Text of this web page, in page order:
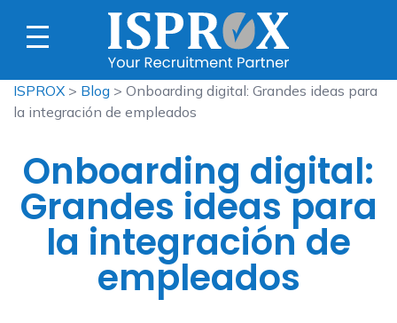
ISPROX > Blog > Onboarding digital: Grandes ideas para
la integración de empleados
Onboarding digital:
Grandes ideas para
la integración de
empleados